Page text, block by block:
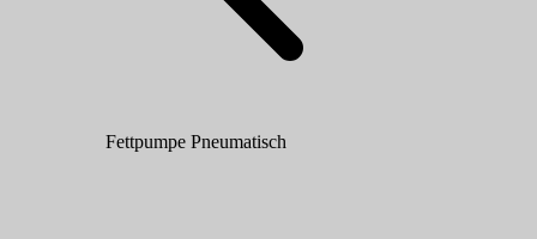
Fettpumpe Pneumatisch